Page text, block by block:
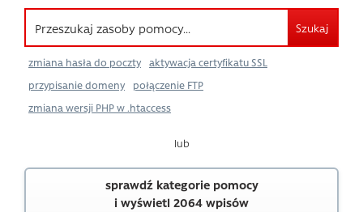
Szukaj
zmiana hasła do poczty
aktywacja certyfikatu SSL
przypisanie domeny
połączenie FTP
zmiana wersji PHP w .htaccess
lub
sprawdź kategorie pomocy
i wyświetl 2064 wpisów